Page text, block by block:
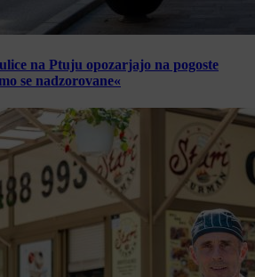
na Ptuju opozarjajo na pogoste
se nadzorovane«